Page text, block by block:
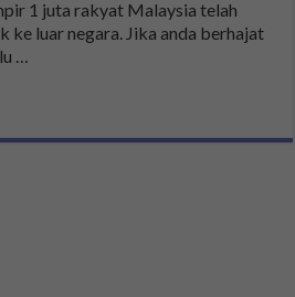
1 juta rakyat Malaysia telah
ke luar negara. Jika anda berhajat
…